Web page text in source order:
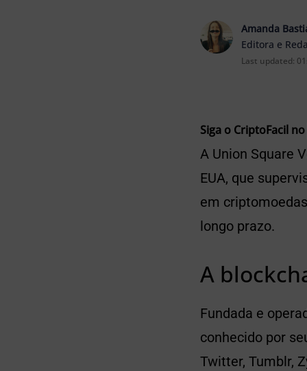
Amanda
Editora e
Last updated:
Siga o CriptoFacil no
A Union Square
EUA, que
em
longo prazo.
A
Fundada e
conhecido por
Twitter, Tumblr,